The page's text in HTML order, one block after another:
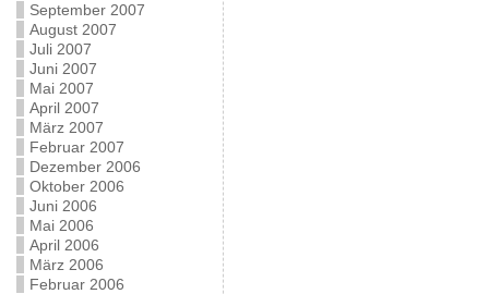
September 2007
August 2007
Juli 2007
Juni 2007
Mai 2007
April 2007
März 2007
Februar 2007
Dezember 2006
Oktober 2006
Juni 2006
Mai 2006
April 2006
März 2006
Februar 2006